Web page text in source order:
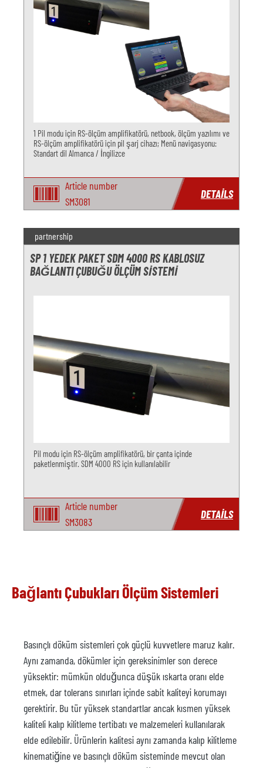
1 Pil modu için RS-ölçüm amplifikatörü, netbook, ölçüm yazılımı ve
RS-ölçüm amplifikatörü için pil şarj cihazı; Menü navigasyonu:
Standart dil Almanca / İngilizce
Article number
SM3081
DETAILS
partnership
SP 1 YEDEK PAKET SDM 4000 RS KABLOSUZ
BAĞLANTI ÇUBUĞU ÖLÇÜM SISTEMI
Pil modu için RS-ölçüm amplifikatörü, bir çanta içinde
paketlenmiştir. SDM 4000 RS için kullanılabilir
Article number
SM3083
DETAILS
Bağlantı Çubukları Ölçüm Sistemleri
Basınçlı döküm sistemleri çok güçlü kuvvetlere maruz kalır.
Aynı zamanda, dökümler için gereksinimler son derece
yüksektir: mümkün olduğunca düşük ıskarta oranı elde
etmek, dar tolerans sınırları içinde sabit kaliteyi korumayı
gerektirir. Bu tür yüksek standartlar ancak kısmen yüksek
kaliteli kalıp kilitleme tertibatı ve malzemeleri kullanılarak
elde edilebilir. Ürünlerin kalitesi aynı zamanda kalıp kilitleme
kinematiğine ve basınçlı döküm sisteminde mevcut olan